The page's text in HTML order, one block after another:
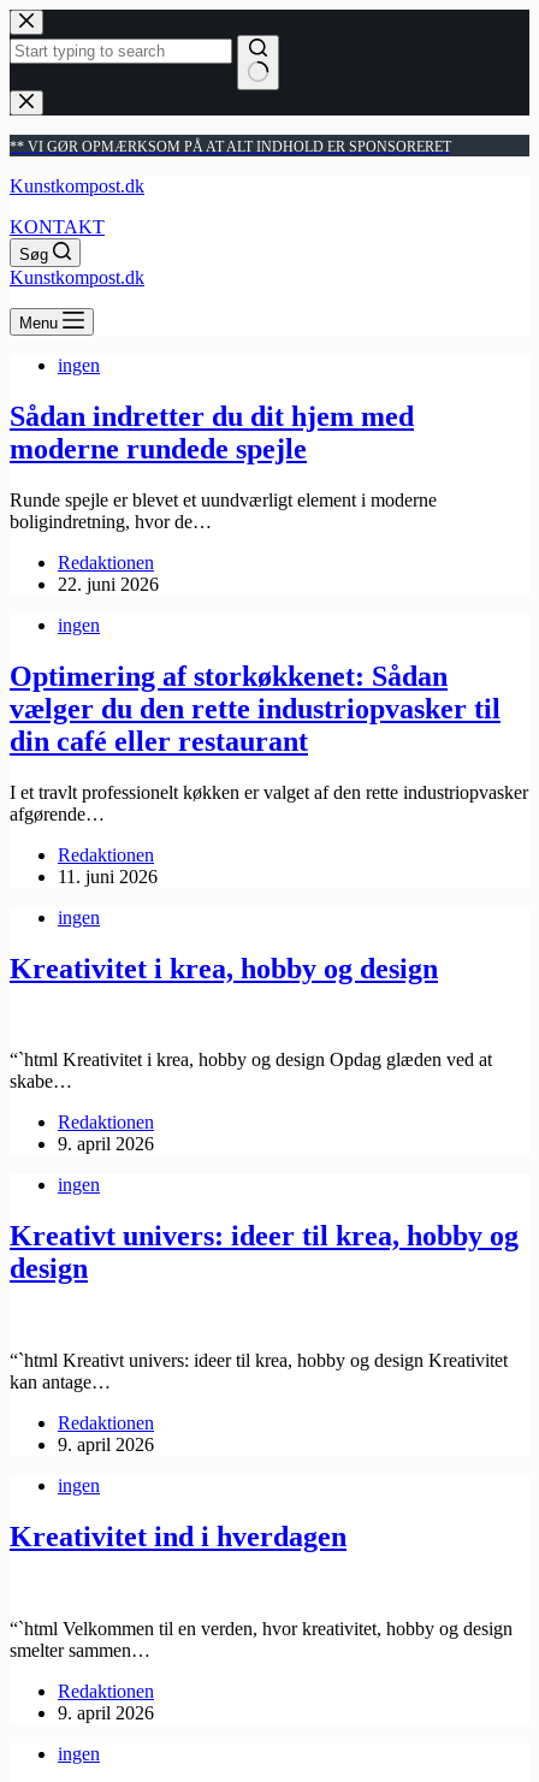
Fortsæt
til
indhold
Ingen
resultater
** VI GØR OPMÆRKSOM PÅ AT ALT INDHOLD ER SPONSORERET
Kunstkompost.dk
KONTAKT
Søg
Kunstkompost.dk
Menu
ingen
Sådan indretter du dit hjem med
moderne rundede spejle
Runde spejle er blevet et uundværligt element i moderne
boligindretning, hvor de…
Redaktionen
22. juni 2026
ingen
Optimering af storkøkkenet: Sådan
vælger du den rette industriopvasker til
din café eller restaurant
I et travlt professionelt køkken er valget af den rette industriopvasker
afgørende…
Redaktionen
11. juni 2026
ingen
Kreativitet i krea, hobby og design
“`html Kreativitet i krea, hobby og design Opdag glæden ved at
skabe…
Redaktionen
9. april 2026
ingen
Kreativt univers: ideer til krea, hobby og
design
“`html Kreativt univers: ideer til krea, hobby og design Kreativitet
kan antage…
Redaktionen
9. april 2026
ingen
Kreativitet ind i hverdagen
“`html Velkommen til en verden, hvor kreativitet, hobby og design
smelter sammen…
Redaktionen
9. april 2026
ingen